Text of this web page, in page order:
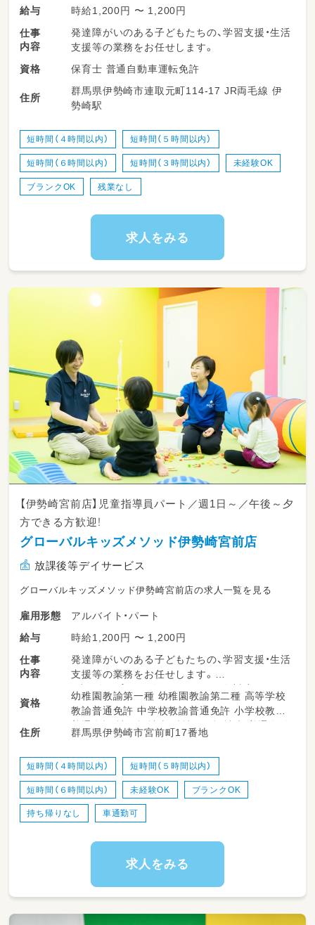
給与
時給1,200円 〜 1,200円
仕事
内容
発達障がいのある子どもたちの、学習支援・生活
支援等の業務をお任せします。
資格
保育士 普通自動車運転免許
住所
群馬県伊勢崎市連取元町114-17 JR両毛線 伊
勢崎駅
短時間（４時間以内） 短時間（５時間以内）
短時間（６時間以内） 短時間（３時間以内） 未経験OK
ブランクOK 残業なし
求人をみる
【伊勢崎宮前店】児童指導員パート／週1日～／午後～夕
方できる方歓迎！
グローバルキッズメソッド伊勢崎宮前店
放課後等デイサービス
グローバルキッズメソッド伊勢崎宮前店の求人一覧を見る
雇用形態
アルバイト・パート
給与
時給1,200円 〜 1,200円
仕事
内容
発達障がいのある子どもたちの、学習支援・生活
支援等の業務をお任せします。
・少人数保育で１名につき２～３名対応
・持ち帰り仕事、残業ナシ！子育て中のスタッフ
も多数活躍中！
・送迎業務あり（ＡＴ可）
一環として取り組みをしています。
・ワークバランスを重視した運営をしていま
す。
資格
幼稚園教諭第一種 幼稚園教諭第二種 高等学校
教諭普通免許 中学校教諭普通免許 小学校教諭
普通免許 社会福祉士 精神保健福祉士 普通自動
車運転免許
住所 群馬県伊勢崎市宮前町17番地
短時間（４時間以内） 短時間（５時間以内）
短時間（６時間以内） 未経験OK ブランクOK
持ち帰りなし 車通勤可
求人をみる